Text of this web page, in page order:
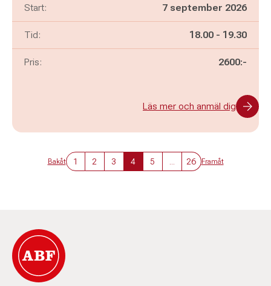
Start: 7 september 2026
Tid: Pågår mellan
18.00 - och
19.30
Pris: 2600:-
Läs mer och anmäl dig
Bakåt 1 2 3 4 5 26 Framåt